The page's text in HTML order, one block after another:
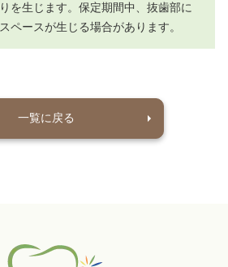
りを生じます。保定期間中、抜歯部に
スペースが生じる場合があります。
一覧に戻る